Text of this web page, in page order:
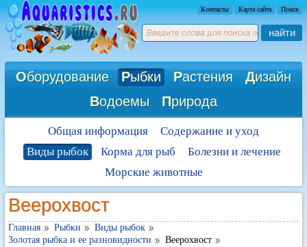
Контакты Карта сайта Поиск
найти
Оборудование Рыбки Растения Дизайн
Водоемы Природа
Общая информация
Содержание и уход
Виды рыбок
Корма для рыб
Болезни и лечение
Морские животные
Веерохвост
Главная Рыбки
Виды рыбок
Золотая рыбка и ее разновидности
Веерохвост